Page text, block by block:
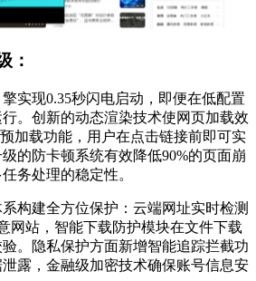
：
实现0.35秒闪电启动，即便在低配置
。创新的动态渲染技术使网页加载效
加载功能，用户在点击链接前即可实
的防卡顿系统有效降低90%的页面崩
务处理的稳定性。
构建全方位保护：云端网址实时检测
网站，智能下载防护模块在文件下载
。隐私保护方面新增智能追踪拦截功
露，金融级加密技术确保账号信息安